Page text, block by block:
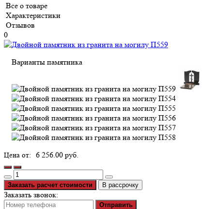
Все о товаре
Характеристики
Отзывов
0
Варианты памятника
6 256.00 руб.
Заказать расчет стоимости В рассрочку
Заказать звонок:
Отправить